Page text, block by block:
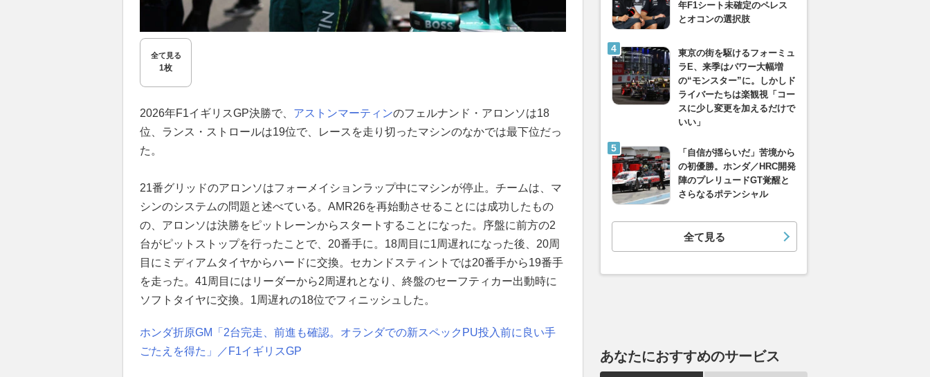
全て見る
1枚
2026年F1イギリスGP決勝で、 アストンマーティンのフェルナンド・アロンソは18
位、ランス・ストロールは19位で、レースを走り切ったマシンのなかでは最下位だっ
た。
21番グリッドのアロンソはフォーメイションラップ中にマシンが停止。チームは、マ
シンのシステムの問題と述べている。AMR26を再始動させることには成功したもの
の、アロンソは決勝をピットレーンからスタートすることになった。序盤に前方の2
台がピットストップを行ったことで、20番手に。18周目に1周遅れになった後、20周
目にミディアムタイヤからハードに交換。セカンドスティントでは20番手から19番手
を走った。41周目にはリーダーから2周遅れとなり、終盤のセーフティカー出動時に
ソフトタイヤに交換。1周遅れの18位でフィニッシュした。
ホンダ折原GM「2台完走、前進も確認。オランダでの新スペックPU投入前に良い手
ごたえを得た」／F1イギリスGP
年F1シート未確定のペレス
とオコンの選択肢
東京の街を駆けるフォーミュ
ラE、来季はパワー大幅増
の“モンスター”に。しかしド
ライバーたちは楽観視「コー
スに少し変更を加えるだけで
いい」
「自信が揺らいだ」苦境から
の初優勝。ホンダ／HRC開発
陣のプレリュードGT覚醒と
さらなるポテンシャル
全て見る
あなたにおすすめのサービス